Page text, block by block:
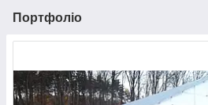
Портфоліо